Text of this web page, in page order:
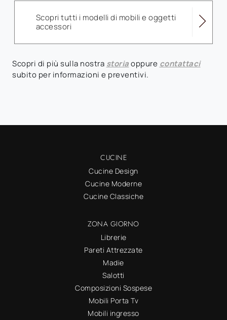
Scopri tutti i modelli di mobili e oggetti
accessori
Scopri di più sulla nostra storiaoppure contattaci
subito per informazioni e preventivi.
CUCINE
Cucine Design
Cucine Moderne
Cucine Classiche
ZONA GIORNO
Librerie
Pareti Attrezzate
Madie
Salotti
Composizioni Sospese
Mobili Porta Tv
Mobili ingresso